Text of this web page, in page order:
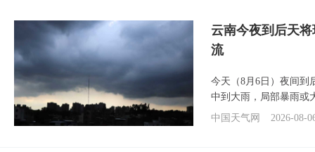
云南今夜到后天
流
今天（8月6日）夜间到
中到大雨，局部暴雨或
中国天气网
2026-08-